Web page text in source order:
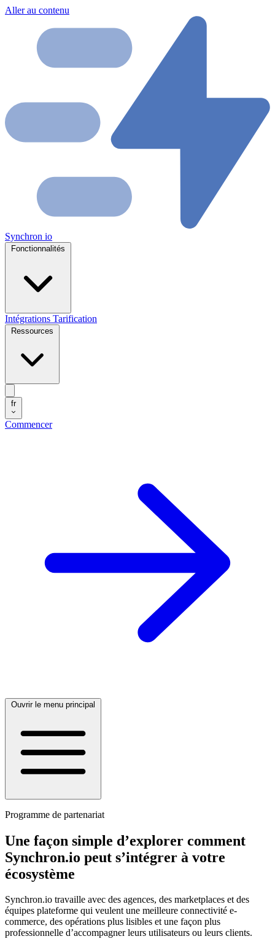
Aller au contenu
Synchron io
Intégrations Tarification
fr
Commencer
Ouvrir le menu principal
Programme de partenariat
Une façon simple d’explorer comment
Synchron.io peut s’intégrer à votre
écosystème
Synchron.io travaille avec des agences, des marketplaces et des
équipes plateforme qui veulent une meilleure connectivité e-
commerce, des opérations plus lisibles et une façon plus
professionnelle d’accompagner leurs utilisateurs ou leurs clients.